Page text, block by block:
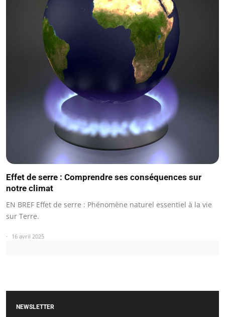
Effet de serre : Comprendre ses conséquences sur
notre climat
EN BREF Effet de serre : Phénomène naturel essentiel à la vie
sur Terre.
16 avril 2025
NEWSLETTER